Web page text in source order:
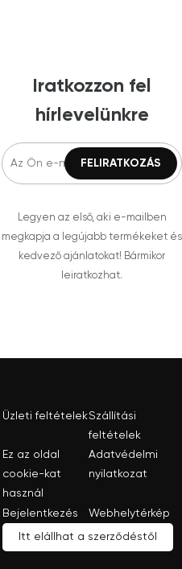
Iratkozzon fel
hírlevelünkre
Legyen az első, aki e-mailben
megkapja a legújabb termékeket és
kedvező ajánlatokat! Bármikor
leiratkozhat.
Üzleti feltételekSzállítási
feltételek
Ez az oldal
cookie-kat
használ
Adatvédelmi
nyilatkozat
Bejelentkezés Webhelytérkép
Itt elállhat a szerződéstől